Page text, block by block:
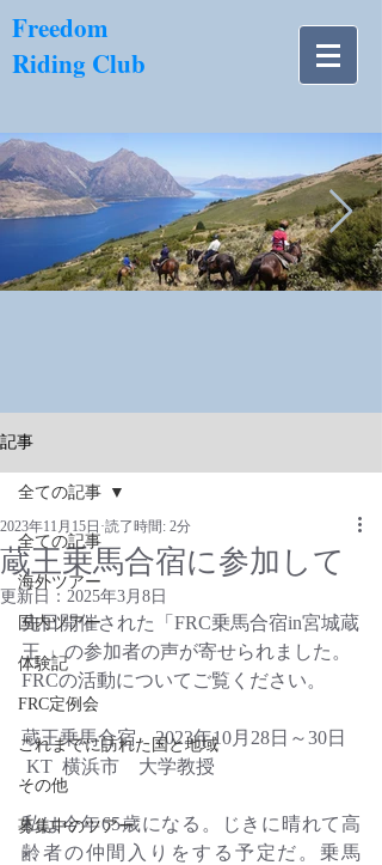
​Freedom
Riding Club
記事
全ての記事
海外ツアー
国内ツアー
体験記
FRC定例会
これまでに訪れた国と地域
その他
募集中のツアー
全ての記事
蔵王乗馬合宿に参加して
2023年11月15日 読了時間: 2分
更新日： 2025年3月8日
先日開催された「FRC乗馬合宿in宮城蔵
王 」の参加者の声が寄せられました。
FRCの活動についてご覧ください。
蔵王乗馬合宿　2023年10月28日～30日
KT  横浜市　大学教授
私は今年65歳になる。じきに晴れて高
齢者の仲間入りをする予定だ。乗馬